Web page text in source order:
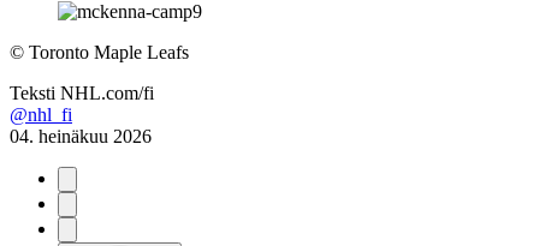
© Toronto Maple Leafs
Teksti NHL.com/fi
@nhl_fi
04. heinäkuu 2026